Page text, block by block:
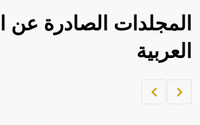
المجلدات الصادرة عن
العربية